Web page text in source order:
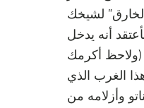
أنه يدخل
(ولاحظ أكرمك
هذا الغرب الذي
وأزلامه من